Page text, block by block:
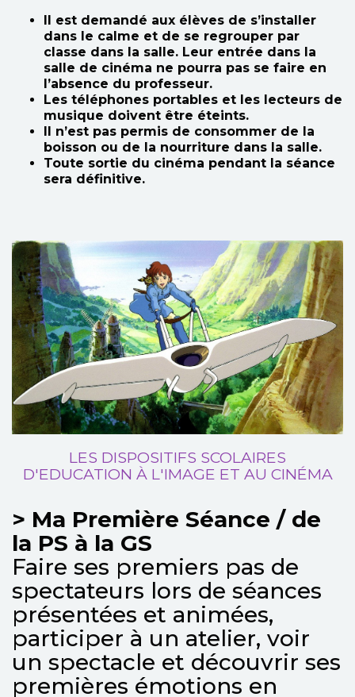
Il est demandé aux élèves de s’installer
dans le calme et de se regrouper par
classe dans la salle. Leur entrée dans la
salle de cinéma ne pourra pas se faire en
l’absence du professeur.
Les téléphones portables et les lecteurs de
musique doivent être éteints.
Il n’est pas permis de consommer de la
boisson ou de la nourriture dans la salle.
Toute sortie du cinéma pendant la séance
sera définitive.
LES DISPOSITIFS SCOLAIRES
D'EDUCATION À L'IMAGE ET AU CINÉMA
> Ma Première Séance / de
la PS à la GS
Faire ses premiers pas de
spectateurs lors de séances
présentées et animées,
participer à un atelier, voir
un spectacle et découvrir ses
premières émotions en